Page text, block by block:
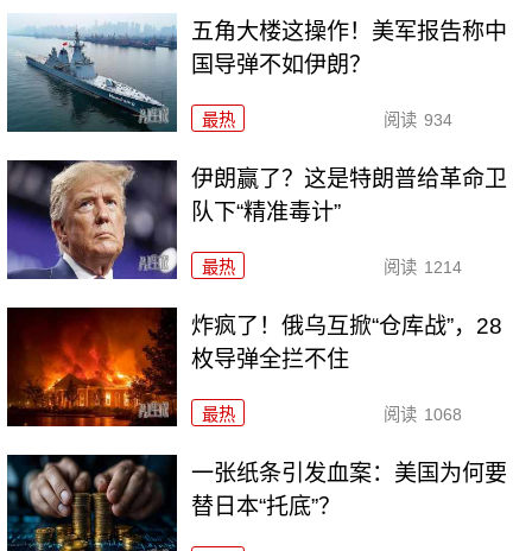
五角大楼这操作！美军报告称中
国导弹不如伊朗？
最热 阅读 934
伊朗赢了？这是特朗普给革命卫
队下“精准毒计”
最热 阅读 1214
炸疯了！俄乌互掀“仓库战”，28
枚导弹全拦不住
最热 阅读 1068
一张纸条引发血案：美国为何要
替日本“托底”？